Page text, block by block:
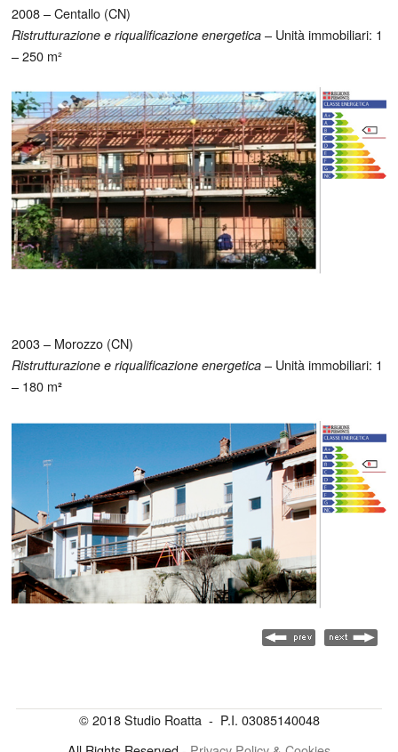
2008 – Centallo (CN)
Ristrutturazione e riqualificazione energetica – Unità immobiliari: 1
– 250 m²
2003 – Morozzo (CN)
Ristrutturazione e riqualificazione energetica – Unità immobiliari: 1
– 180 m²
© 2018 Studio Roatta - P.I. 03085140048